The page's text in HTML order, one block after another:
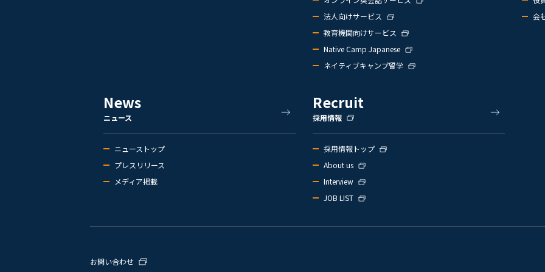
法人向けサービス
教育機関向けサービス
Native Camp Japanese
ネイティブキャンプ留学
会
News
ニュース
ニューストップ
プレスリリース
メディア掲載
Recruit
採用情報
採用情報トップ
About us
Interview
JOB LIST
お問い合わせ